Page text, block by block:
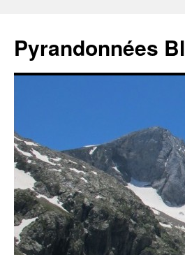
contenu
Pyrandonnées